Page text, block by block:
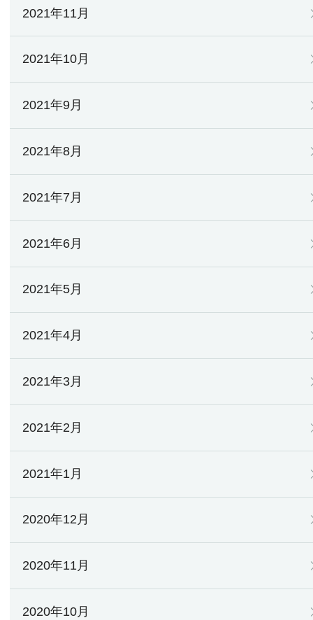
2021年11月
2021年10月
2021年9月
2021年8月
2021年7月
2021年6月
2021年5月
2021年4月
2021年3月
2021年2月
2021年1月
2020年12月
2020年11月
2020年10月